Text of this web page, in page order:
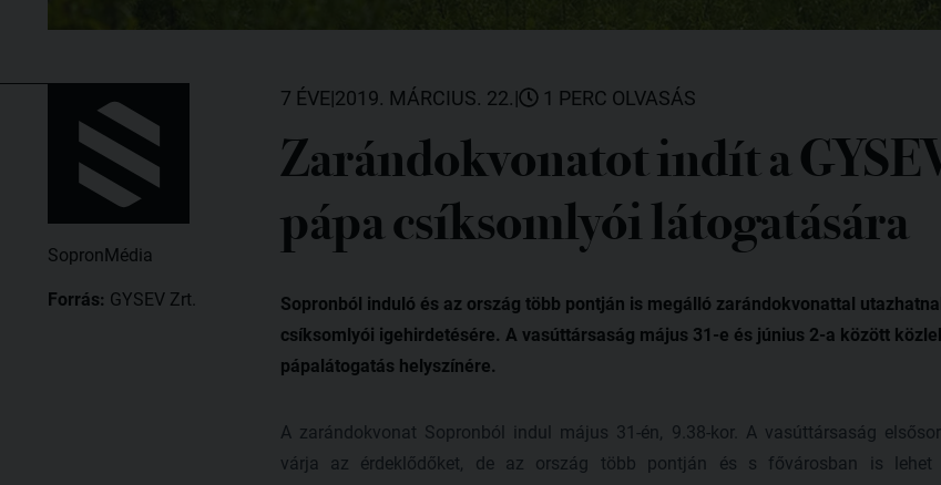
SopronMédia
Forrás: GYSEV Zrt.
7 ÉVE|2019. MÁRCIUS. 22.| 1 PERC OLVASÁS
Zarándokvonatot indít a
pápa csíksomlyói látogatására
Sopronból induló és az ország több pontján is megálló zarándokvonattal
csíksomlyói igehirdetésére. A vasúttársaság május 31-e és június 2-a között
pápalátogatás helyszínére.
A zarándokvonat Sopronból indul május 31-én, 9.38-kor. A vasúttársaság
várja az érdeklődőket, de az ország több pontján és s fővárosban is lehet